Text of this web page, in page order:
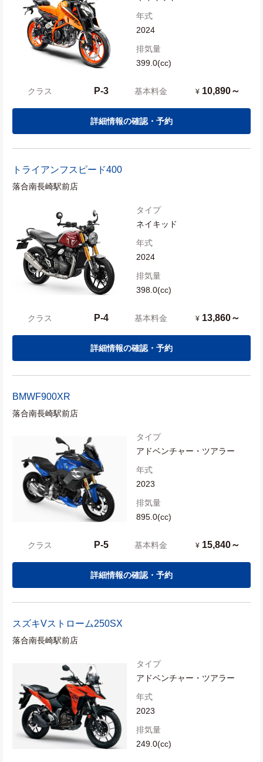
年式
2024
排気量
399.0(cc)
クラス P-3 基本料金 ¥ 10,890～
詳細情報の確認・予約
トライアンフ スピード400
落合南長崎駅前店
タイプ
ネイキッド
年式
2024
排気量
398.0(cc)
クラス P-4 基本料金 ¥ 13,860～
詳細情報の確認・予約
BMWF900XR
落合南長崎駅前店
タイプ
アドベンチャー・ツアラー
年式
2023
排気量
895.0(cc)
クラス P-5 基本料金 ¥ 15,840～
詳細情報の確認・予約
スズキVストローム250SX
落合南長崎駅前店
タイプ
アドベンチャー・ツアラー
年式
2023
排気量
249.0(cc)